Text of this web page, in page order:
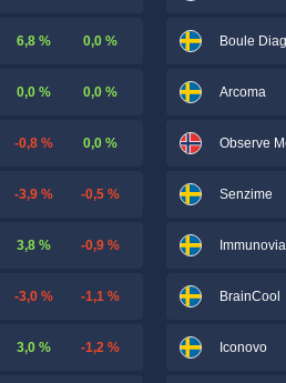
6,8 % 0,0 %
0,0 % 0,0 %
-0,8 % 0,0 %
-3,9 % -0,5 %
3,8 % -0,9 %
-3,0 % -1,1 %
3,0 % -1,2 %
Boule
Arcoma
Observe
Senzime
Immunovia
BrainCool
Iconovo